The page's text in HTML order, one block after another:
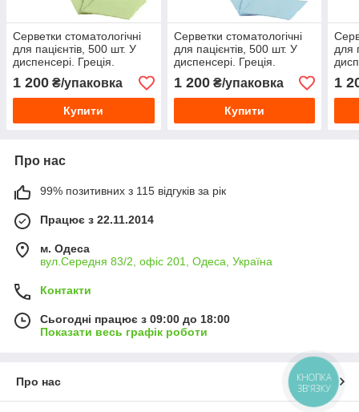
Серветки стоматологічні
для пацієнтів, 500 шт. У
диспенсері. Греція.
(Зелені)
1 200 ₴/упаковка
Купити
Серветки стоматологічні
для пацієнтів, 500 шт. У
диспенсері. Греція.
(Світло-блакитне)
1 200₴/упаковка
Купити
для
1
Про нас
99% позитивних з 115 відгуків за рік
Працює з 22.11.2014
м. Одеса
вул.Середня 83/2, офіс 201, Одеса, Україна
Контакти
Сьогодні працює з 09:00 до 18:00
Показати весь графік роботи
Про нас
КНОПКА
ЗВ'ЯЗКУ